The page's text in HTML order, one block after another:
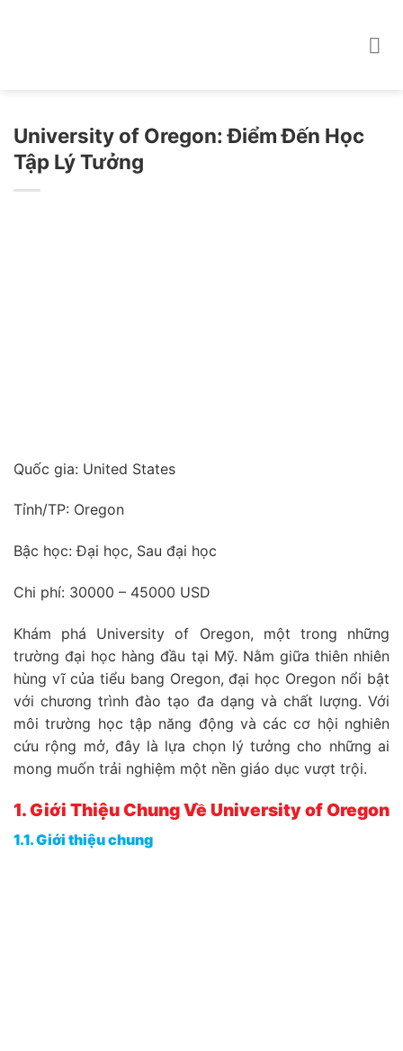
University of Oregon: Điểm Đến Học
Tập Lý Tưởng
Quốc gia: United States
Tỉnh/TP: Oregon
Bậc học:Đại học, Sau đại học
Chi phí: 30000 – 45000 USD
Khám phá University of Oregon, một trong những
trường đại học hàng đầu tại Mỹ. Nằm giữa thiên nhiên
hùng vĩ của tiểu bang Oregon, đại học Oregon nổi bật
với chương trình đào tạo đa dạng và chất lượng. Với
môi trường học tập năng động và các cơ hội nghiên
cứu rộng mở, đây là lựa chọn lý tưởng cho những ai
mong muốn trải nghiệm một nền giáo dục vượt trội.
1. Giới Thiệu Chung Về University of Oregon
1.1. Giới thiệu chung